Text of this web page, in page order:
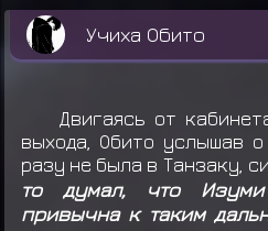
Учиха Обито
Двигаясь от
выхода, Обито услышав
разу не была в Танзаку,
то думал, что
привычна к таким